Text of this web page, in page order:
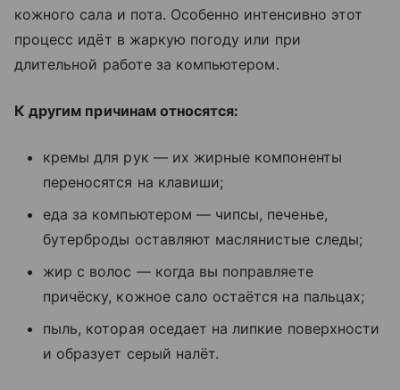
кожного сала и пота. Особенно интенсивно этот
процесс идёт в жаркую погоду или при
длительной работе за компьютером.
К другим причинам относятся:
кремы для рук — их жирные компоненты
переносятся на клавиши;
еда за компьютером — чипсы, печенье,
бутерброды оставляют маслянистые следы;
жир с волос — когда вы поправляете
причёску, кожное сало остаётся на пальцах;
пыль, которая оседает на липкие поверхности
и образует серый налёт.